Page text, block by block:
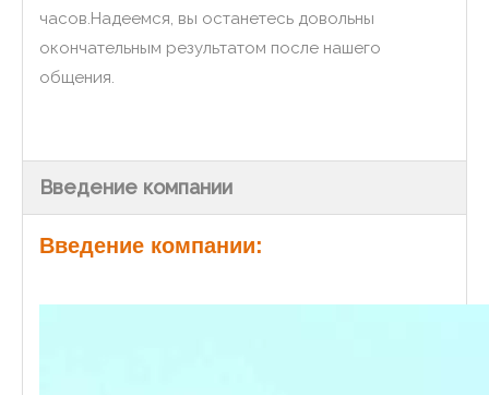
часов.Надеемся, вы останетесь довольны
окончательным результатом после нашего
общения.
Введение компании
Введение компании: